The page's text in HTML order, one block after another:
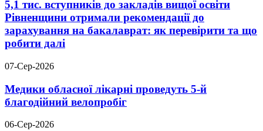
5,1 тис. вступників до закладів вищої освіти
Рівненщини отримали рекомендації до
зарахування на бакалаврат: як перевірити та що
робити далі
07-Сер-2026
Медики обласної лікарні проведуть 5-й
благодійний велопробіг
06-Сер-2026